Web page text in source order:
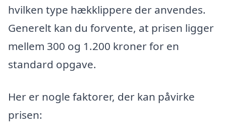
hvilken type hækklippere der anvendes.
Generelt kan du forvente, at prisen ligger
mellem 300 og 1.200 kroner for en
standard opgave.
Her er nogle faktorer, der kan påvirke
prisen: